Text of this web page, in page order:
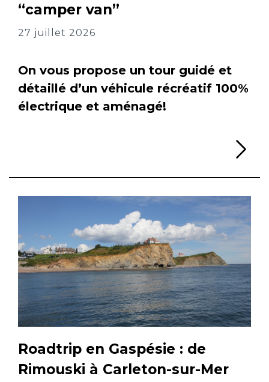
“camper van”
27 juillet 2026
On vous propose un tour guidé et
détaillé d’un véhicule récréatif 100%
électrique et aménagé!
Roadtrip en Gaspésie : de
Rimouski à Carleton-sur-Mer